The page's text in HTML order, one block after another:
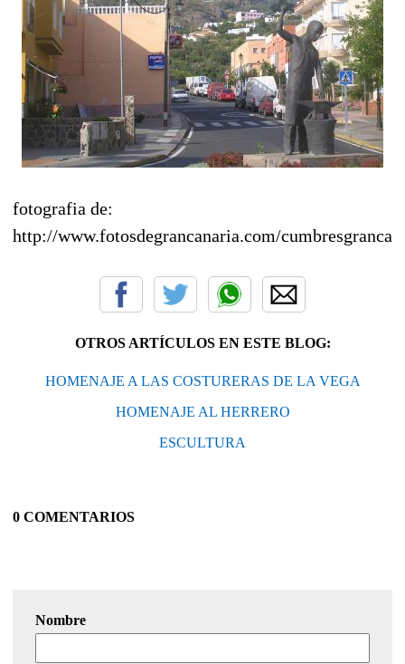
fotografia de:
http://www.fotosdegrancanaria.com/
OTROS ARTÍCULOS EN ESTE BLOG:
HOMENAJE A LAS COSTURERAS DE LA VEGA
HOMENAJE AL HERRERO
ESCULTURA
0 COMENTARIOS
Nombre